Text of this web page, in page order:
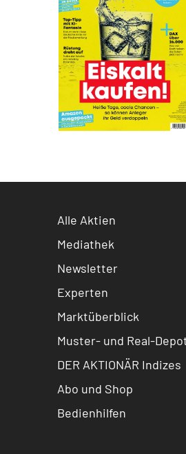
Alle Aktien
Mediathek
Newsletter
Experten
Marktüberblick
Muster- und Real-
DER AKTIONÄR Indizes
Abo und Shop
Bedienhilfen